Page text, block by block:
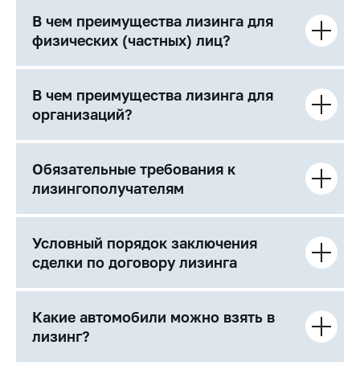
В чем преимущества лизинга для
физических (частных) лиц?
В чем преимущества лизинга для
организаций?
Обязательные требования к
лизингополучателям
Условный порядок заключения
сделки по договору лизинга
Какие автомобили можно взять в
лизинг?